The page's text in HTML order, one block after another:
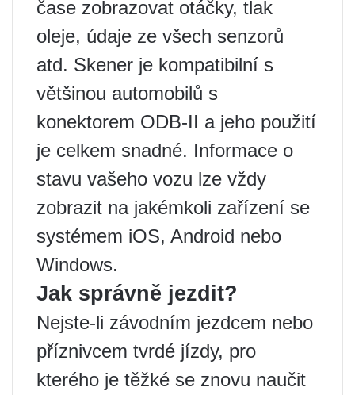
čase zobrazovat otáčky, tlak
oleje, údaje ze všech senzorů
atd. Skener je kompatibilní s
většinou automobilů s
konektorem ODB-II a jeho použití
je celkem snadné. Informace o
stavu vašeho vozu lze vždy
zobrazit na jakémkoli zařízení se
systémem iOS, Android nebo
Windows.
Jak správně jezdit?
Nejste-li závodním jezdcem nebo
příznivcem tvrdé jízdy, pro
kterého je těžké se znovu naučit